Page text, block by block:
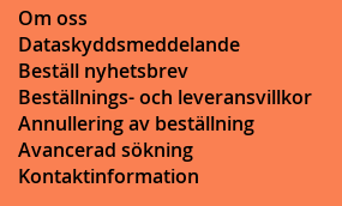
Om oss
Dataskyddsmeddelande
Beställ nyhetsbrev
Beställnings- och leveransvillkor
Annullering av beställning
Avancerad sökning
Kontaktinformation